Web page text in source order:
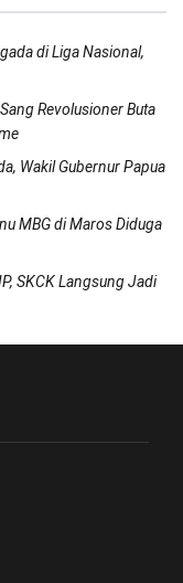
di Liga Nasional,
Revolusioner Buta
Wakil Gubernur Papua
MBG di Maros Diduga
SKCK Langsung Jadi